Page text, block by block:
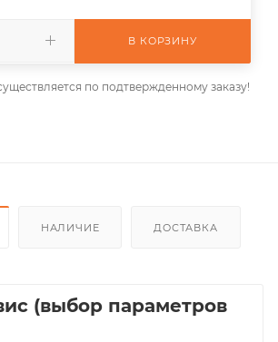
В КОРЗИНУ
по подтвержденному заказу!
НАЛИЧИЕ ДОСТАВКА
(выбор параметров